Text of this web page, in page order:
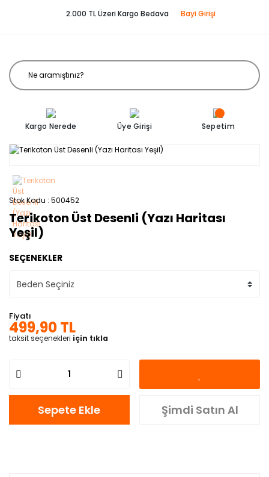
2.000 TL Üzeri Kargo Bedava Bayi Girişi
Kargo Nerede Üye Girişi Sepetim
Stok Kodu 500452
Terikoton Üst Desenli (Yazı Haritası
Yeşil)
SEÇENEKLER
Fiyatı
499,90 TL
taksit seçenekleri için tıkla
Sepete Ekle Şimdi Satın Al